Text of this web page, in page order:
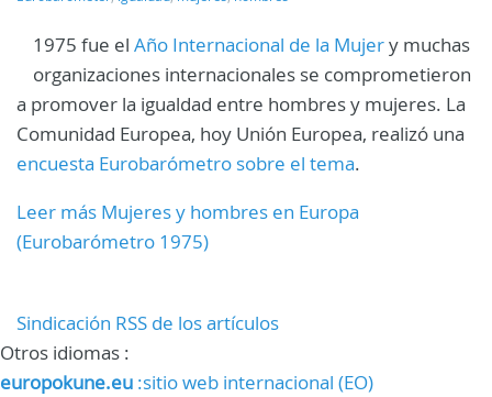
1975 fue el Año Internacional de la Mujery muchas
organizaciones internacionales se comprometieron
a promover la igualdad entre hombres y mujeres. La
Comunidad Europea, hoy Unión Europea, realizó una
encuesta Eurobarómetro sobre el tema.
Leer más Mujeres y hombres en Europa
(Eurobarómetro 1975)
Sindicación RSS de los artículos
Otros idiomas :
europokune.eu :sitio web internacional (EO)